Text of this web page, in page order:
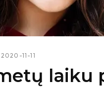
2020-11-11
laiku